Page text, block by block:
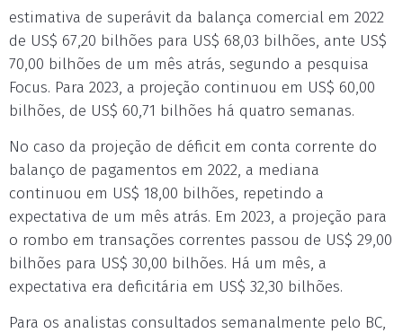
estimativa de superávit da balança comercial em 2022
de US$ 67,20 bilhões para US$ 68,03 bilhões, ante US$
70,00 bilhões de um mês atrás, segundo a pesquisa
Focus. Para 2023, a projeção continuou em US$ 60,00
bilhões, de US$ 60,71 bilhões há quatro semanas.
No caso da projeção de déficit em conta corrente do
balanço de pagamentos em 2022, a mediana
continuou em US$ 18,00 bilhões, repetindo a
expectativa de um mês atrás. Em 2023, a projeção para
o rombo em transações correntes passou de US$ 29,00
bilhões para US$ 30,00 bilhões. Há um mês, a
expectativa era deficitária em US$ 32,30 bilhões.
Para os analistas consultados semanalmente pelo BC,